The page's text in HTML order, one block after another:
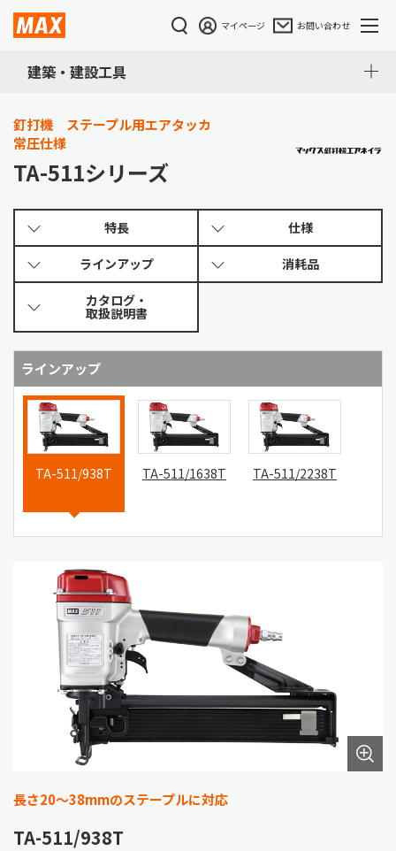
マイページ お問い合わせ
建築・建設工具
釘打機 ステープル用エアタッカ
常圧仕様
TA-511シリーズ
特長 仕様
ラインアップ 消耗品
カタログ・
取扱説明書
ラインアップ
TA-511/938T TA-511/1638T TA-511/2238T
長さ20～38mmのステープルに対応
TA-511/938T